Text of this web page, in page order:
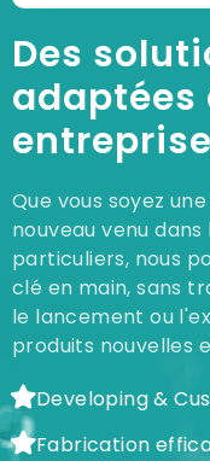
Des
adaptées
entreprise
Que vous soyez
nouveau venu
particuliers, nous
clé en main, sans
le lancement ou
produits nouvelles
Developing &
Fabrication